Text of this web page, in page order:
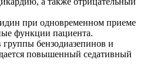
при одновременном приеме
функции пациента.
бензодиазепинов и
повышенный седативный